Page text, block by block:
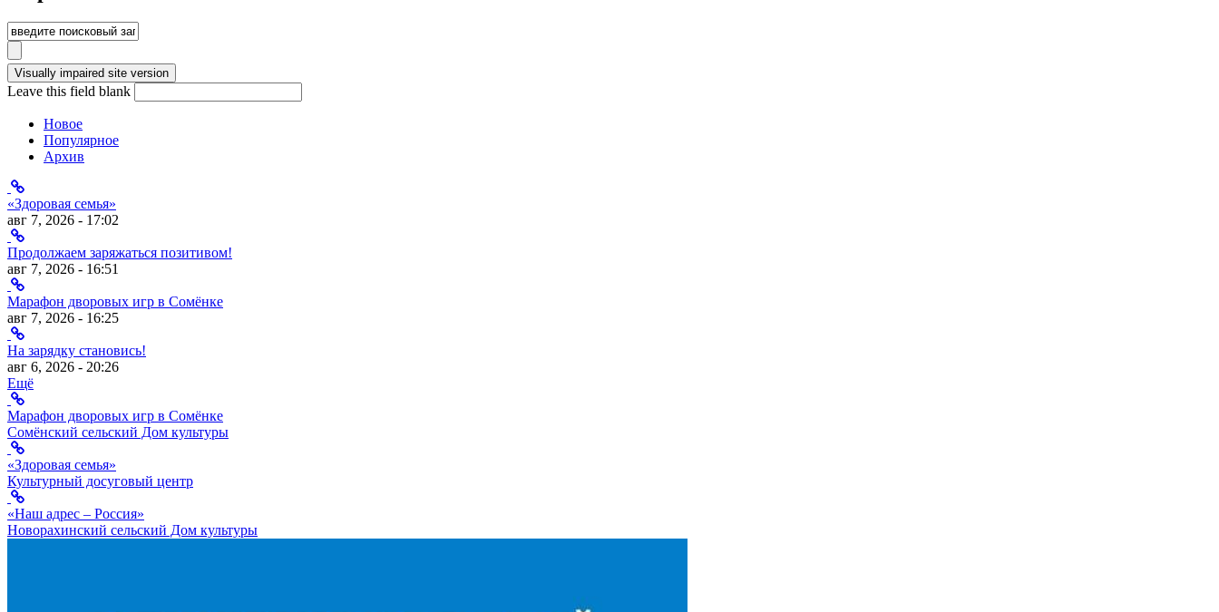
Leave this field blank
Новое
Популярное
Архив
«Здоровая семья»
авг 7, 2026 - 17:02
Продолжаем заряжаться позитивом!
авг 7, 2026 - 16:51
Марафон дворовых игр в Сомёнке
авг 7, 2026 - 16:25
На зарядку становись!
авг 6, 2026 - 20:26
Ещё
Марафон дворовых игр в Сомёнке
Сомёнский сельский Дом культуры
«Здоровая семья»
Культурный досуговый центр
«Наш адрес – Россия»
Новорахинский сельский Дом культуры